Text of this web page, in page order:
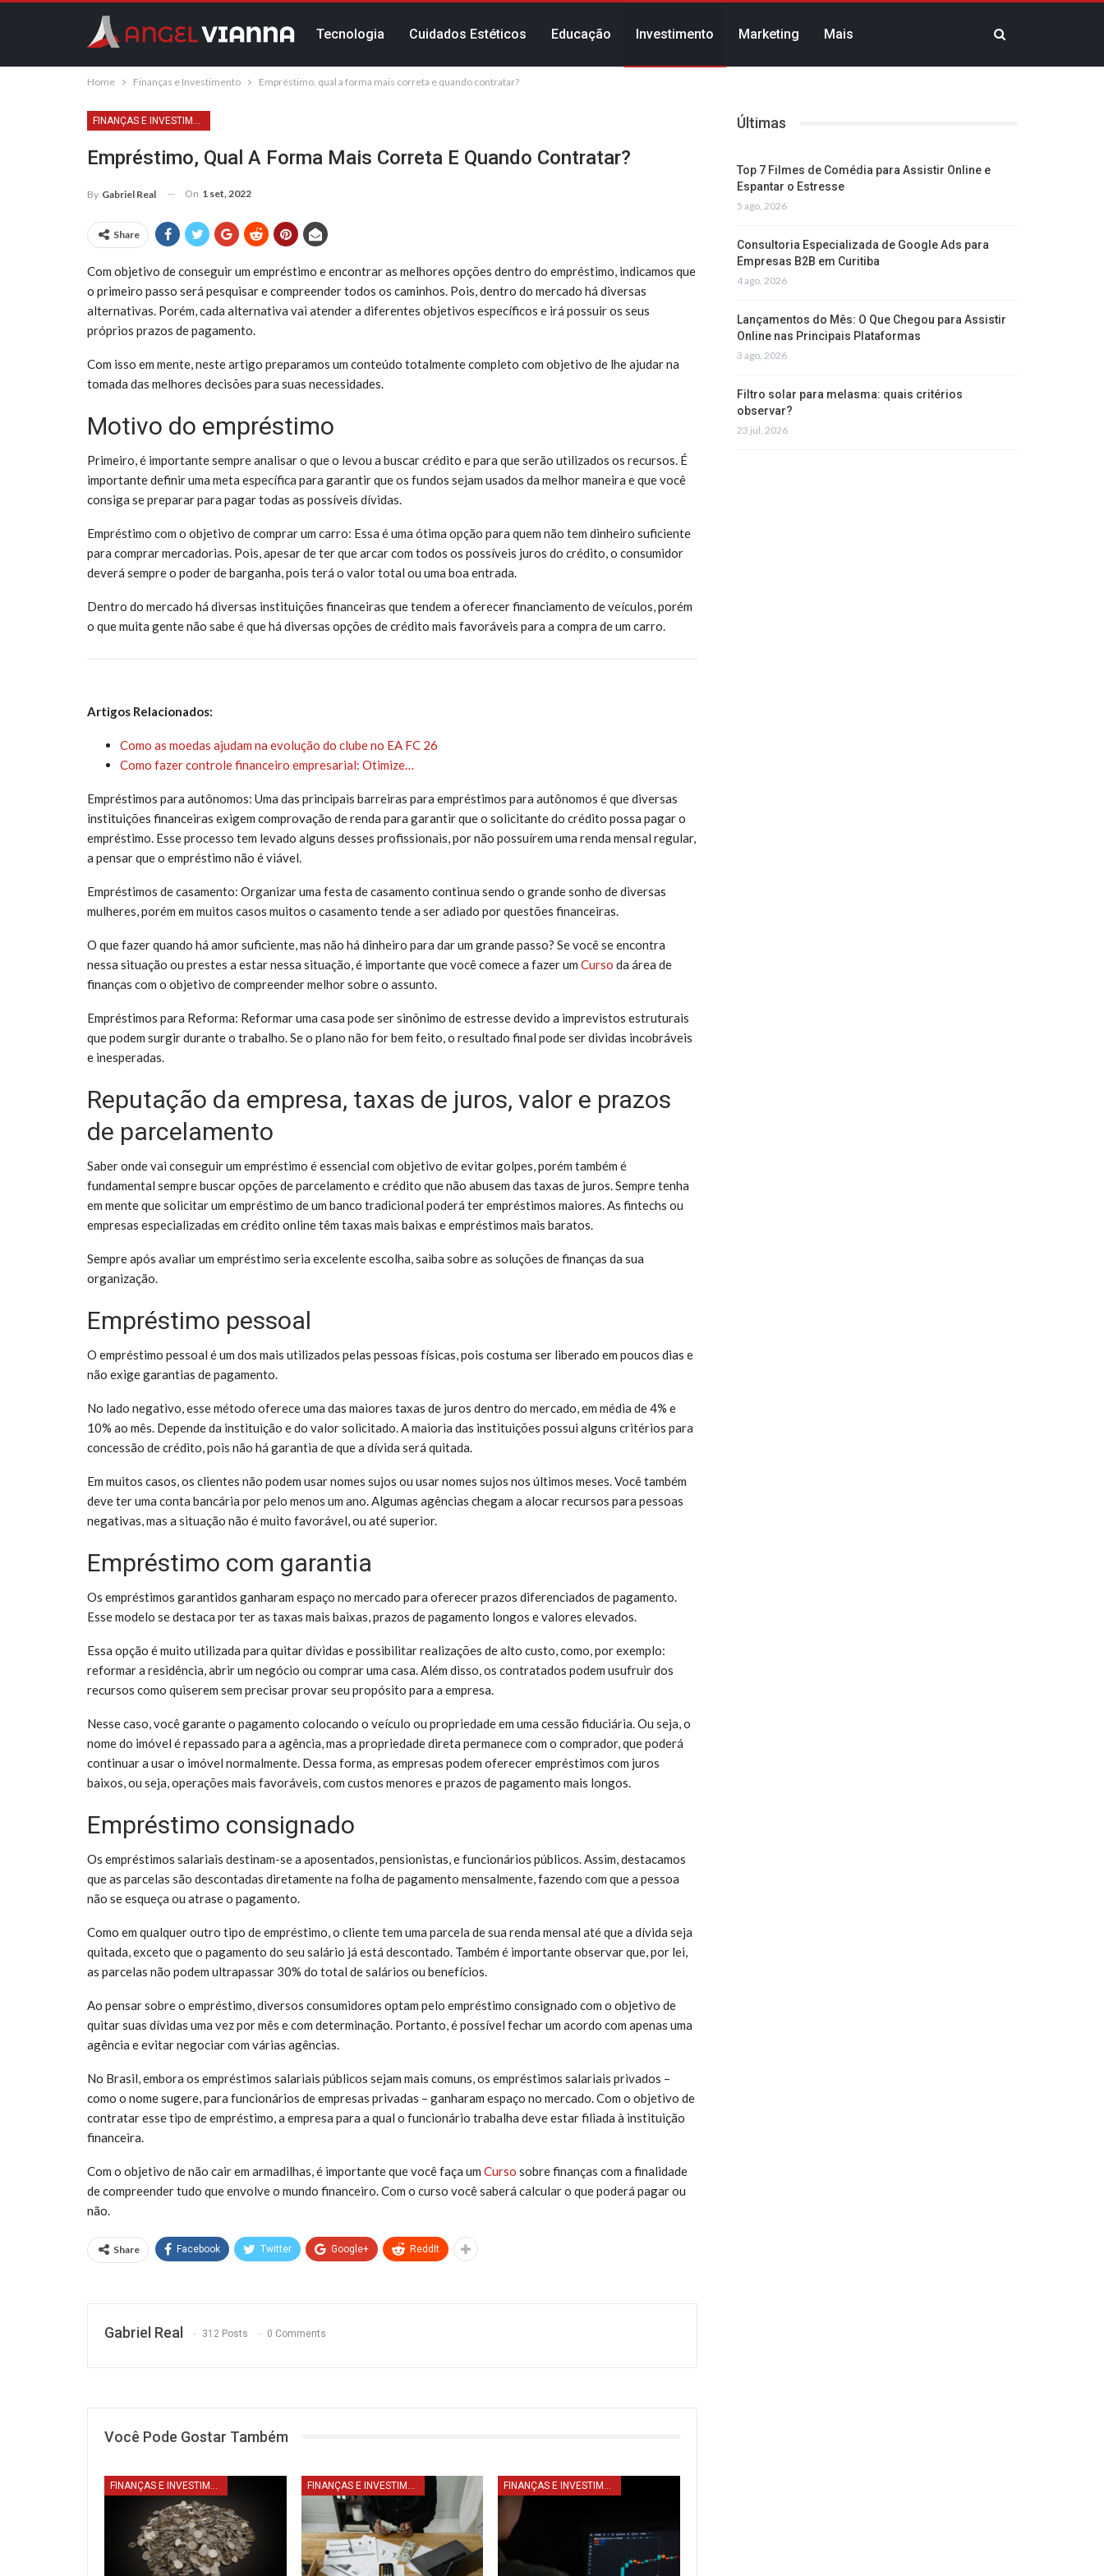
Tecnologia Cuidados Estéticos Educação Investimento Marketing Mais
Home Finanças e Investimento Empréstimo, qual a forma mais correta e quando contratar?
FINANÇAS E INVESTIMENTO
Empréstimo, Qual A Forma Mais Correta E Quando Contratar?
By Gabriel Real On 1 set, 2022
Share
Com objetivo de conseguir um empréstimo e encontrar as melhores opções dentro do empréstimo, indicamos que
o primeiro passo será pesquisar e compreender todos os caminhos. Pois, dentro do mercado há diversas
alternativas. Porém, cada alternativa vai atender a diferentes objetivos específicos e irá possuir os seus
próprios prazos de pagamento.
Com isso em mente, neste artigo preparamos um conteúdo totalmente completo com objetivo de lhe ajudar na
tomada das melhores decisões para suas necessidades.
Motivo do empréstimo
Primeiro, é importante sempre analisar o que o levou a buscar crédito e para que serão utilizados os recursos. É
importante definir uma meta específica para garantir que os fundos sejam usados ​​da melhor maneira e que você
consiga se preparar para pagar todas as possíveis dívidas.
Empréstimo com o objetivo de comprar um carro: Essa é uma ótima opção para quem não tem dinheiro suficiente
para comprar mercadorias. Pois, apesar de ter que arcar com todos os possíveis juros do crédito, o consumidor
deverá sempre o poder de barganha, pois terá o valor total ou uma boa entrada.
Dentro do mercado há diversas instituições financeiras que tendem a oferecer financiamento de veículos, porém
o que muita gente não sabe é que há diversas opções de crédito mais favoráveis ​​para a compra de um carro.
Artigos Relacionados:
Como as moedas ajudam na evolução do clube no EA FC 26
Como fazer controle financeiro empresarial: Otimize…
Empréstimos para autônomos: Uma das principais barreiras para empréstimos para autônomos é que diversas
instituições financeiras exigem comprovação de renda para garantir que o solicitante do crédito possa pagar o
empréstimo. Esse processo tem levado alguns desses profissionais, por não possuírem uma renda mensal regular,
a pensar que o empréstimo não é viável.
Empréstimos de casamento: Organizar uma festa de casamento continua sendo o grande sonho de diversas
mulheres, porém em muitos casos muitos o casamento tende a ser adiado por questões financeiras.
O que fazer quando há amor suficiente, mas não há dinheiro para dar um grande passo? Se você se encontra
nessa situação ou prestes a estar nessa situação, é importante que você comece a fazer um Curso da área de
finanças com o objetivo de compreender melhor sobre o assunto.
Empréstimos para Reforma: Reformar uma casa pode ser sinônimo de estresse devido a imprevistos estruturais
que podem surgir durante o trabalho. Se o plano não for bem feito, o resultado final pode ser dividas incobráveis ​​
e inesperadas.
Reputação da empresa, taxas de juros, valor e prazos
de parcelamento
Saber onde vai conseguir um empréstimo é essencial com objetivo de evitar golpes, porém também é
fundamental sempre buscar opções de parcelamento e crédito que não abusem das taxas de juros. Sempre tenha
em mente que solicitar um empréstimo de um banco tradicional poderá ter empréstimos maiores. As fintechs ou
empresas especializadas em crédito online têm taxas mais baixas e empréstimos mais baratos.
Sempre após avaliar um empréstimo seria excelente escolha, saiba sobre as soluções de finanças da sua
organização.
Empréstimo pessoal
O empréstimo pessoal é um dos mais utilizados pelas pessoas físicas, pois costuma ser liberado em poucos dias e
não exige garantias de pagamento.
No lado negativo, esse método oferece uma das maiores taxas de juros dentro do mercado, em média de 4% e
10% ao mês. Depende da instituição e do valor solicitado. A maioria das instituições possui alguns critérios para
concessão de crédito, pois não há garantia de que a dívida será quitada.
Em muitos casos, os clientes não podem usar nomes sujos ou usar nomes sujos nos últimos meses. Você também
deve ter uma conta bancária por pelo menos um ano. Algumas agências chegam a alocar recursos para pessoas
negativas, mas a situação não é muito favorável, ou até superior.
Empréstimo com garantia
Os empréstimos garantidos ganharam espaço no mercado para oferecer prazos diferenciados de pagamento.
Esse modelo se destaca por ter as taxas mais baixas, prazos de pagamento longos e valores elevados.
Essa opção é muito utilizada para quitar dívidas e possibilitar realizações de alto custo, como, por exemplo:
reformar a residência, abrir um negócio ou comprar uma casa. Além disso, os contratados podem usufruir dos
recursos como quiserem sem precisar provar seu propósito para a empresa.
Nesse caso, você garante o pagamento colocando o veículo ou propriedade em uma cessão fiduciária. Ou seja, o
nome do imóvel é repassado para a agência, mas a propriedade direta permanece com o comprador, que poderá
continuar a usar o imóvel normalmente. Dessa forma, as empresas podem oferecer empréstimos com juros
baixos, ou seja, operações mais favoráveis, com custos menores e prazos de pagamento mais longos.
Empréstimo consignado
Os empréstimos salariais destinam-se a aposentados, pensionistas, e funcionários públicos. Assim, destacamos
que as parcelas são descontadas diretamente na folha de pagamento mensalmente, fazendo com que a pessoa
não se esqueça ou atrase o pagamento.
Como em qualquer outro tipo de empréstimo, o cliente tem uma parcela de sua renda mensal até que a dívida seja
quitada, exceto que o pagamento do seu salário já está descontado. Também é importante observar que, por lei,
as parcelas não podem ultrapassar 30% do total de salários ou benefícios.
Ao pensar sobre o empréstimo, diversos consumidores optam pelo empréstimo consignado com o objetivo de
quitar suas dívidas uma vez por mês e com determinação. Portanto, é possível fechar um acordo com apenas uma
agência e evitar negociar com várias agências.
No Brasil, embora os empréstimos salariais públicos sejam mais comuns, os empréstimos salariais privados –
como o nome sugere, para funcionários de empresas privadas – ganharam espaço no mercado. Com o objetivo de
contratar esse tipo de empréstimo, a empresa para a qual o funcionário trabalha deve estar filiada à instituição
financeira.
Com o objetivo de não cair em armadilhas, é importante que você faça um Curso sobre finanças com a finalidade
de compreender tudo que envolve o mundo financeiro. Com o curso você saberá calcular o que poderá pagar ou
não.
Share Facebook Twitter Google+ ReddIt
Gabriel Real 312 Posts 0 Comments
Você Pode Gostar Também
Últimas
Top 7 Filmes de Comédia para Assistir Online e
Espantar o Estresse
5 ago, 2026
Consultoria Especializada de Google Ads para
Empresas B2B em Curitiba
4 ago, 2026
Lançamentos do Mês: O Que Chegou para Assistir
Online nas Principais Plataformas
3 ago, 2026
Filtro solar para melasma: quais critérios
observar?
23 jul, 2026